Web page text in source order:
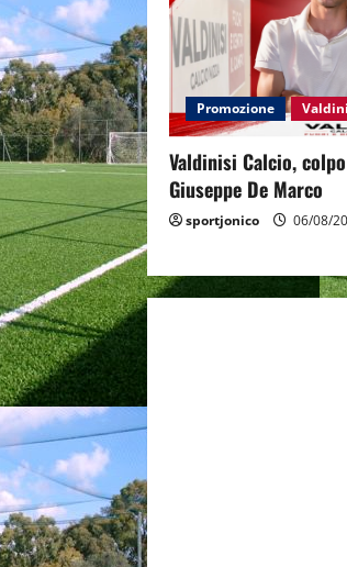
Promozione
Valdinisi Calcio,
Giuseppe De Marco
sportjonico 06/08/